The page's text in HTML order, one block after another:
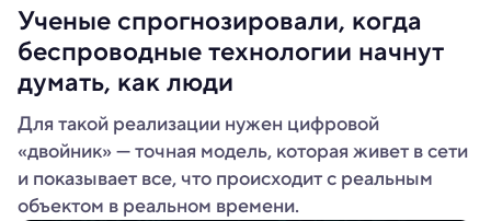
Ученые спрогнозировали, когда
беспроводные технологии начнут
думать, как люди
Для такой реализации нужен цифровой
«двойник» — точная модель, которая живет в сети
и показывает все, что происходит с реальным
объектом в реальном времени.